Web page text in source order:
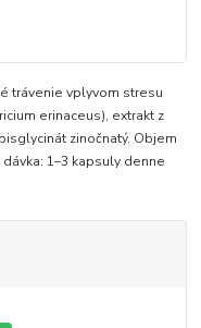
trávenie vplyvom stresu
erinaceus), extrakt z
zinočnatý. Objem
1–3 kapsuly denne